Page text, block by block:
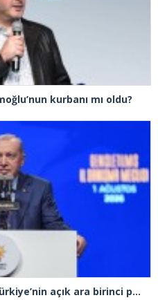
kurbanı mı oldu?
Cumhurbaşkanı Erdoğan: “Türkiye’nin açık ara birinci partisiyiz”